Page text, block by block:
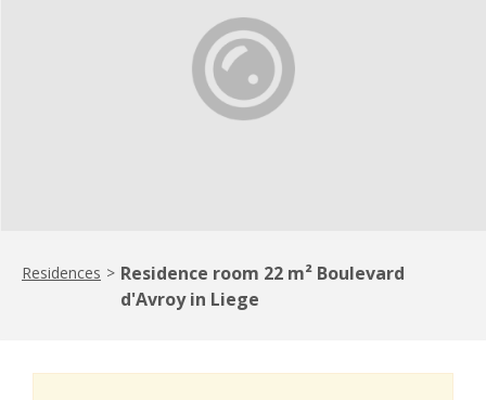
Residences > Residence room 22 m² Boulevard
d'Avroy in Liege